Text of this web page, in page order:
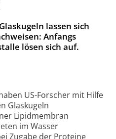
lassen sich
Anfangs
lösen sich auf.
US-Forscher mit Hilfe
Glaskugeln
Lipidmembran
im Wasser
Zugabe der Proteine